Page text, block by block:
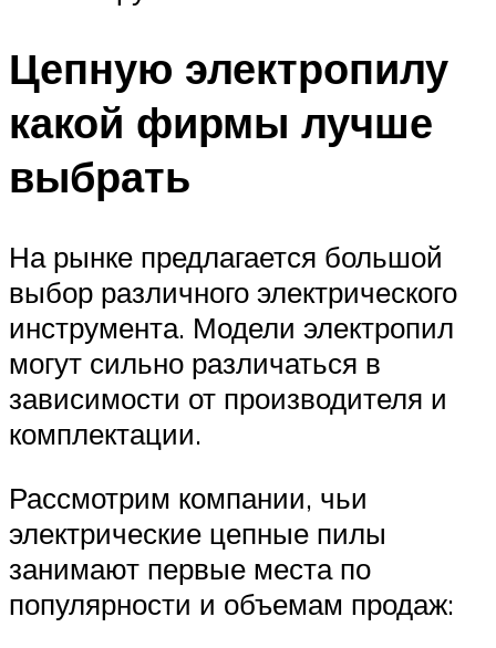
Цепную электропилу
какой фирмы лучше
выбрать
На рынке предлагается большой
выбор различного электрического
инструмента. Модели электропил
могут сильно различаться в
зависимости от производителя и
комплектации.
Рассмотрим компании, чьи
электрические цепные пилы
занимают первые места по
популярности и объемам продаж: